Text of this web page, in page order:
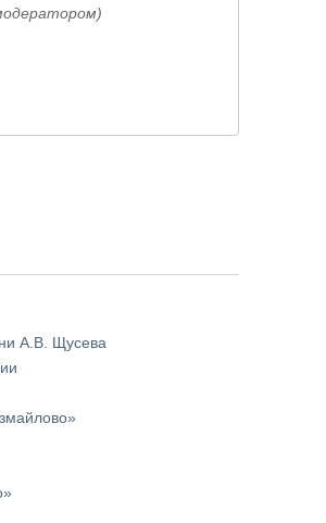
А.В. Щусева